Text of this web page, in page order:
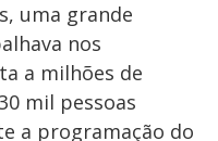
uma grande
nos
a milhões de
mil pessoas
a programação do